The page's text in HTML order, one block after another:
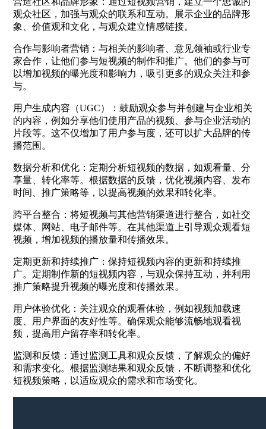
观众社区，加强与观众的联系和互动。展示企业的品牌形
象、价值观和文化，与观众建立情感链接。
合作与影响者营销：与相关的影响者、意见领袖或行业专
家合作，让他们参与短视频的制作和推广。他们的参与可
以增加视频的曝光度和影响力，吸引更多的观众关注和参
与。
用户生成内容（UGC）：鼓励观众参与并创建与企业相关
的内容，例如分享他们使用产品的视频、参与企业活动的
片段等。这不仅增加了用户参与度，还可以扩大品牌的传
播范围。
数据分析和优化：定期分析短视频的数据，如观看量、分
享量、转化率等。根据数据的反馈，优化视频内容、发布
时间、推广策略等，以提高视频的效果和转化率。
跨平台整合：将短视频与其他营销渠道进行整合，如社交
媒体、网站、电子邮件等。在其他渠道上引导观众观看短
视频，增加视频的播放量和传播效果。
定期更新和持续推广：保持短视频内容的更新和持续推
广。定期制作新的短视频内容，与观众保持互动，并利用
推广策略提升视频的曝光度和传播效果。
用户体验优化：关注观众的观看体验，例如视频加载速
度、用户界面的友好性等。确保观众能够流畅地观看视
频，提高用户留存率和转化率。
监测和反馈：通过监测工具和观众反馈，了解观众的偏好
和需求变化。根据监测结果和观众反馈，不断调整和优化
短视频策略，以适应观众的需求和市场变化。